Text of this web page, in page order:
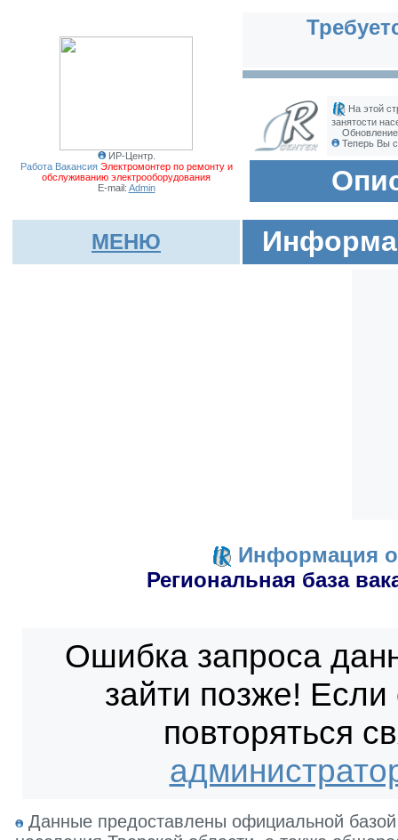
ИР-Центр.
Работа ВакансияЭлектромонтер по ремонту и
обслуживанию электрооборудования
E-mail: Admin
На этой
занятости
Теперь Вы
МЕНЮ
Информация о
Региональная база
Ошибка запроса
зайти позже!
повторяться
Данные предоставлены официальной